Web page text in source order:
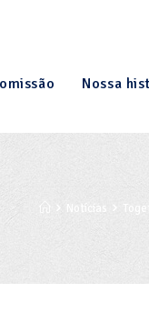
Nossa
Notícias